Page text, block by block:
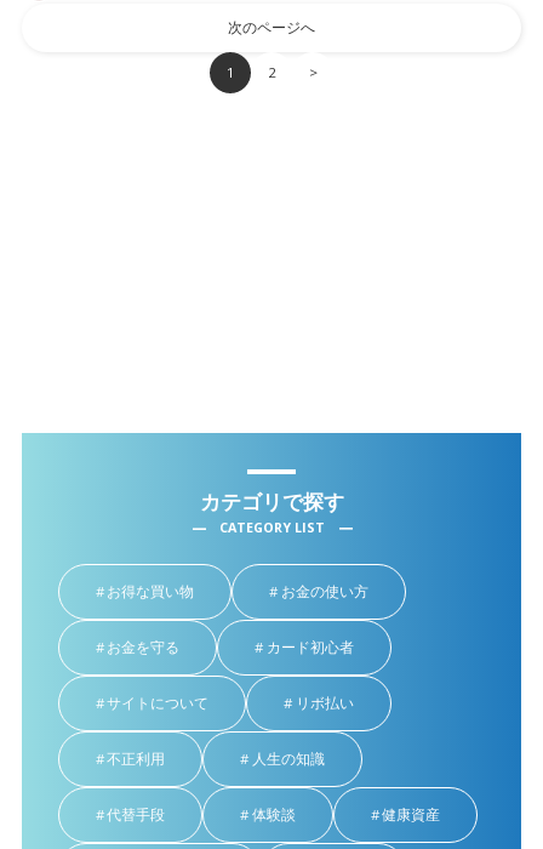
次のページへ
1 2 >
カテゴリで探す
CATEGORY LIST
お得な買い物 お金の使い方
お金を守る カード初心者
サイトについて リボ払い
不正利用 人生の知識
代替手段 体験談 健康資産